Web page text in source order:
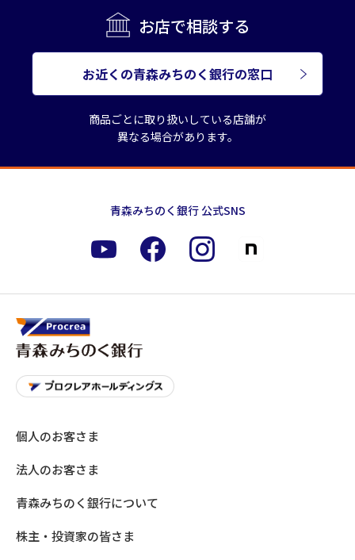
お店で相談する
お近くの青森みちのく銀行の窓口
商品ごとに取り扱いしている店舗が
異なる場合があります。
青森みちのく銀行 公式SNS
個人のお客さま
法人のお客さま
青森みちのく銀行について
株主・投資家の皆さま